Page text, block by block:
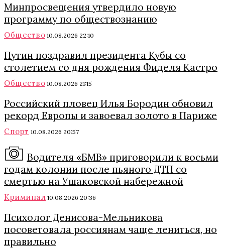
Минпросвещения утвердило новую
программу по обществознанию
Общество 10.08.2026 22:10
Путин поздравил президента Кубы со
столетием со дня рождения Фиделя Кастро
Общество 10.08.2026 21:15
Российский пловец Илья Бородин обновил
рекорд Европы и завоевал золото в Париже
Спорт 10.08.2026 20:57
Водителя «БМВ» приговорили к восьми
годам колонии после пьяного ДТП со
смертью на Ушаковской набережной
Криминал 10.08.2026 20:36
Психолог Денисова-Мельникова
посоветовала россиянам чаще лениться, но
правильно